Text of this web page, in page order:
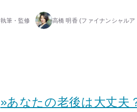
執筆・監修 高橋 明香(ファイナンシャルア
»あなたの老後は大丈夫